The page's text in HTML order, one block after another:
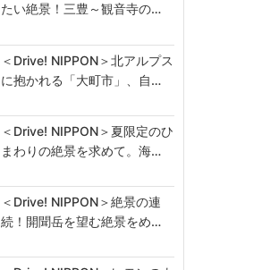
たい絶景！三豊～観音寺の…
＜Drive! NIPPON＞北アルプス
に抱かれる「大町市」、自…
＜Drive! NIPPON＞夏限定のひ
まわりの絶景を求めて。海…
＜Drive! NIPPON＞絶景の連
続！開聞岳を望む絶景をめ…